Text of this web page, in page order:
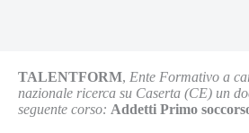
TALENTFORM, Ente Formativo a
nazionale ricerca su Caserta (CE) un
seguente corso: Addetti Primo